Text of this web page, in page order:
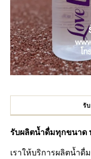
รั
รับผลิตน้ำดื่มทุกขนาด
เราให้บริการผลิตน้ำ